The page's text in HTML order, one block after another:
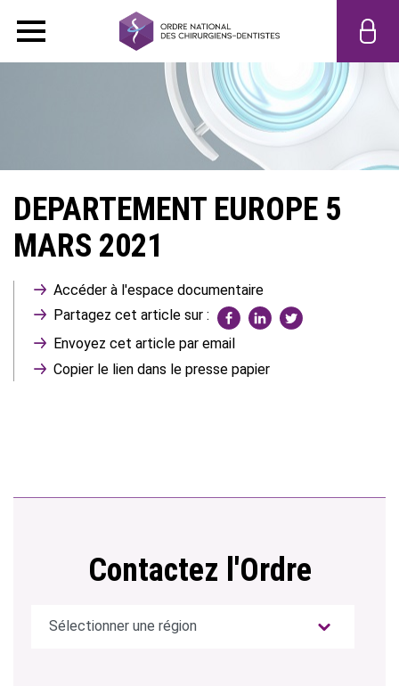
DEPARTEMENT EUROPE 5
MARS 2021
Accéder à l'espace documentaire
Partagez cet article sur :
Envoyez cet article par email
Copier le lien dans le presse papier
Contactez l'Ordre